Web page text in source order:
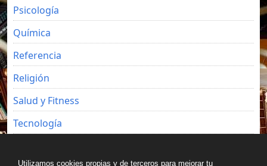
Psicología
Química
Referencia
Religión
Salud y Fitness
Tecnología
Utilizamos cookies propias y de terceros para mejorar tu